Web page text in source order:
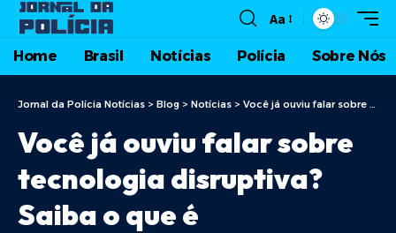
Aa
Home Brasil Notícias Polícia Sobre Nós
Jornal da Polícia Notícias > Blog > Notícias > Você já ouviu falar sobre tecnologia disruptiva? Saiba o que é
Você já ouviu falar sobre
tecnologia disruptiva?
Saiba o que é